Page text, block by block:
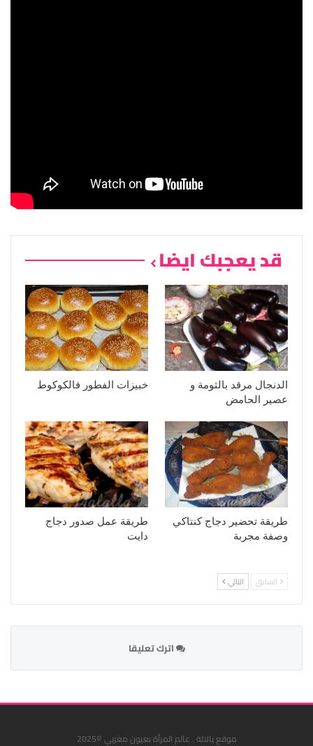
قد يعجبك ايضا
الدنجال مرقد بالثومة و
عصير الحامض
خبيزات الفطور فالكوكوط
طريقة تحضير دجاج كنتاكي
وصفة مجربة
طريقة عمل صدور دجاج
دايت
السابق التالي
اترك تعليقا
موقع يالالة . عالم المرأة بعيون مغربي ©2025